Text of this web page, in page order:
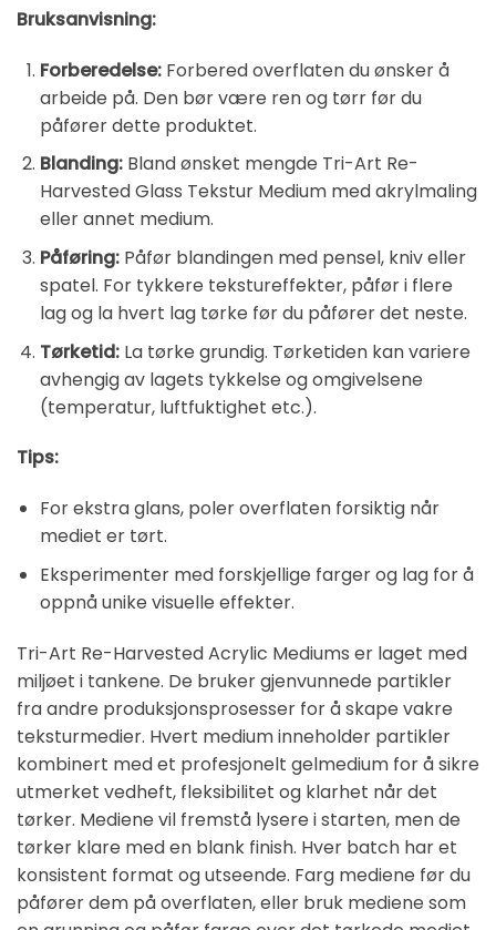
Bruksanvisning:
Forberedelse:Forbered overflaten du ønsker å
arbeide på. Den bør være ren og tørr før du
påfører dette produktet.
Blanding:Bland ønsket mengde Tri-Art Re-
Harvested Glass Tekstur Medium med akrylmaling
eller annet medium.
Påføring:Påfør blandingen med pensel, kniv eller
spatel. For tykkere tekstureffekter, påfør i flere
lag og la hvert lag tørke før du påfører det neste.
Tørketid:La tørke grundig. Tørketiden kan variere
avhengig av lagets tykkelse og omgivelsene
(temperatur, luftfuktighet etc.).
Tips:
For ekstra glans, poler overflaten forsiktig når
mediet er tørt.
Eksperimenter med forskjellige farger og lag for å
oppnå unike visuelle effekter.
Tri-Art Re-Harvested Acrylic Mediums er laget med
miljøet i tankene. De bruker gjenvunnede partikler
fra andre produksjonsprosesser for å skape vakre
teksturmedier. Hvert medium inneholder partikler
kombinert med et profesjonelt gelmedium for å sikre
utmerket vedheft, fleksibilitet og klarhet når det
tørker. Mediene vil fremstå lysere i starten, men de
tørker klare med en blank finish. Hver batch har et
konsistent format og utseende. Farg mediene før du
påfører dem på overflaten, eller bruk mediene som